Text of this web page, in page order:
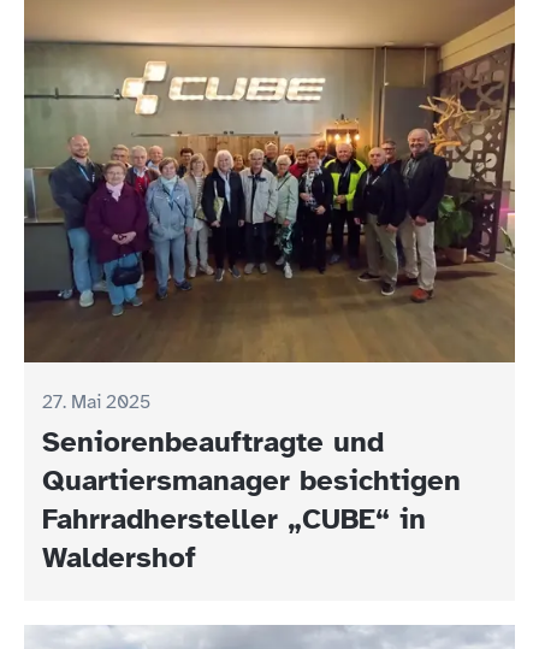
27. Mai 2025
Seniorenbeauftragte und
Quartiersmanager besichtigen
Fahrradhersteller „CUBE“ in
Waldershof